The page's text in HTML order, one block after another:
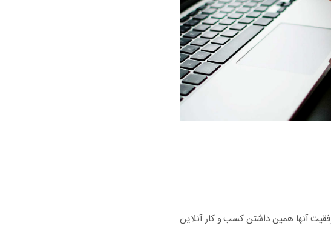
آنها همین داشتن کسب و کار آنلاین